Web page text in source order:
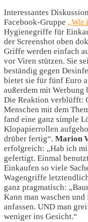
Interessantes
Facebook-Gruppe „Wir
Hygienegriffe für
der Screenshot oben
Griffe werden einfach
vor Viren stützen. Sie
beständig gegen
bietet sie für fünf Euro
außerdem mit Werbung
Die Reaktion verblüfft:
Menschen mit dem
fand eine ganz simple
Klopapierrollen
drüber fertig“. Marion
erfolgreich: „Hab ich
gefertigt. Einmal
Einkaufen so viele
Wagengriffe
ganz pragmatisch:
Kann man waschen
anfassen. UND man
weniger ins Gesicht.“